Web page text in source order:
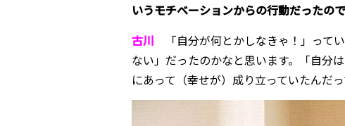
いうモチベーションからの行動だったの
古川
「自分が何とかしなきゃ！」って
ない」だったのかなと思います。「自分
にあって（幸せが）成り立っていたんだ